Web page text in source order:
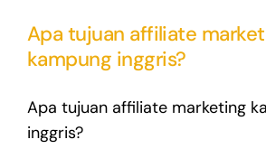
Apa tujuan affiliate
kampung inggris?
Apa tujuan affiliate marketing
inggris?